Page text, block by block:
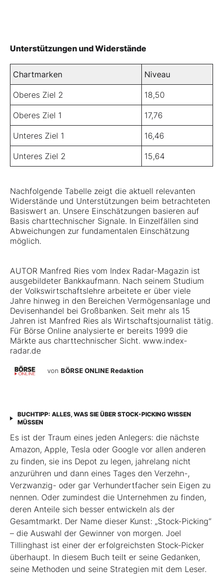
Unterstützungen und Widerstände
Chartmarken Niveau
Oberes Ziel 2 18,50
Oberes Ziel 1 17,76
Unteres Ziel 1 16,46
Unteres Ziel 2 15,64
Nachfolgende Tabelle zeigt die aktuell relevanten
Widerstände und Unterstützungen beim betrachteten
Basiswert an. Unsere Einschätzungen basieren auf
Basis charttechnischer Signale. In Einzelfällen sind
Abweichungen zur fundamentalen Einschätzung
möglich.
AUTOR Manfred Ries vom Index Radar-Magazin ist
ausgebildeter Bankkaufmann. Nach seinem Studium
der Volkswirtschaftslehre arbeitete er über viele
Jahre hinweg in den Bereichen Vermögensanlage und
Devisenhandel bei Großbanken. Seit mehr als 15
Jahren ist Manfred Ries als Wirtschaftsjournalist tätig.
Für Börse Online analysierte er bereits 1999 die
Märkte aus charttechnischer Sicht. www.index-
radar.de
von BÖRSE ONLINE Redaktion
BUCHTIPP: ALLES, WAS SIE ÜBER STOCK-PICKING WISSEN
MÜSSEN
Es ist der Traum eines jeden Anlegers: die nächste
Amazon, Apple, Tesla oder Google vor allen anderen
zu finden, sie ins Depot zu legen, jahrelang nicht
anzurühren und dann eines Tages den Verzehn-,
Verzwanzig- oder gar Verhundertfacher sein Eigen zu
nennen. Oder zumindest die Unternehmen zu finden,
deren Anteile sich besser entwickeln als der
Gesamtmarkt. Der Name dieser Kunst: „Stock-Picking“
– die Auswahl der Gewinner von morgen. Joel
Tillinghast ist einer der erfolgreichsten Stock-Picker
überhaupt. In diesem Buch teilt er seine Gedanken,
seine Methoden und seine Strategien mit dem Leser.